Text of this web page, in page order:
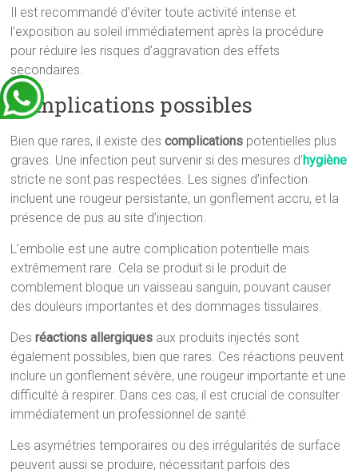
Il est recommandé d’éviter toute activité intense et
l’exposition au soleil immédiatement après la procédure
pour réduire les risques d’aggravation des effets
secondaires.
Complications possibles
Bien que rares, il existe descomplications potentielles plus
graves. Une infection peut survenir si des mesures d’hygiène
stricte ne sont pas respectées. Les signes d’infection
incluent une rougeur persistante, un gonflement accru, et la
présence de pus au site d’injection.
L’embolie est une autre complication potentielle mais
extrêmement rare. Cela se produit si le produit de
comblement bloque un vaisseau sanguin, pouvant causer
des douleurs importantes et des dommages tissulaires.
Desréactions allergiques aux produits injectés sont
également possibles, bien que rares. Ces réactions peuvent
inclure un gonflement sévère, une rougeur importante et une
difficulté à respirer. Dans ces cas, il est crucial de consulter
immédiatement un professionnel de santé.
Les asymétries temporaires ou des irrégularités de surface
peuvent aussi se produire, nécessitant parfois des